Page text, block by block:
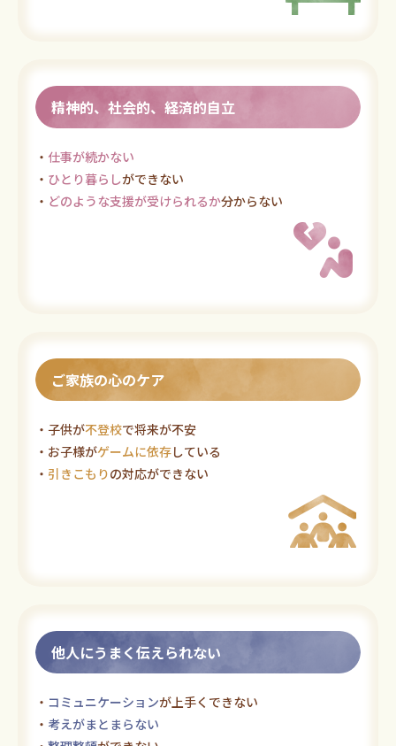
精神的、社会的、経済的自立
・ 仕事が続かない
・ ひとり暮らしができない
・ どのような支援が受けられるか分からない
ご家族の心のケア
・子供が不登校で将来が不安
・お子様がゲームに依存している
・ 引きこもりの対応ができない
他人にうまく伝えられない
・ コミュニケーションが上手くできない
・ 考えがまとまらない